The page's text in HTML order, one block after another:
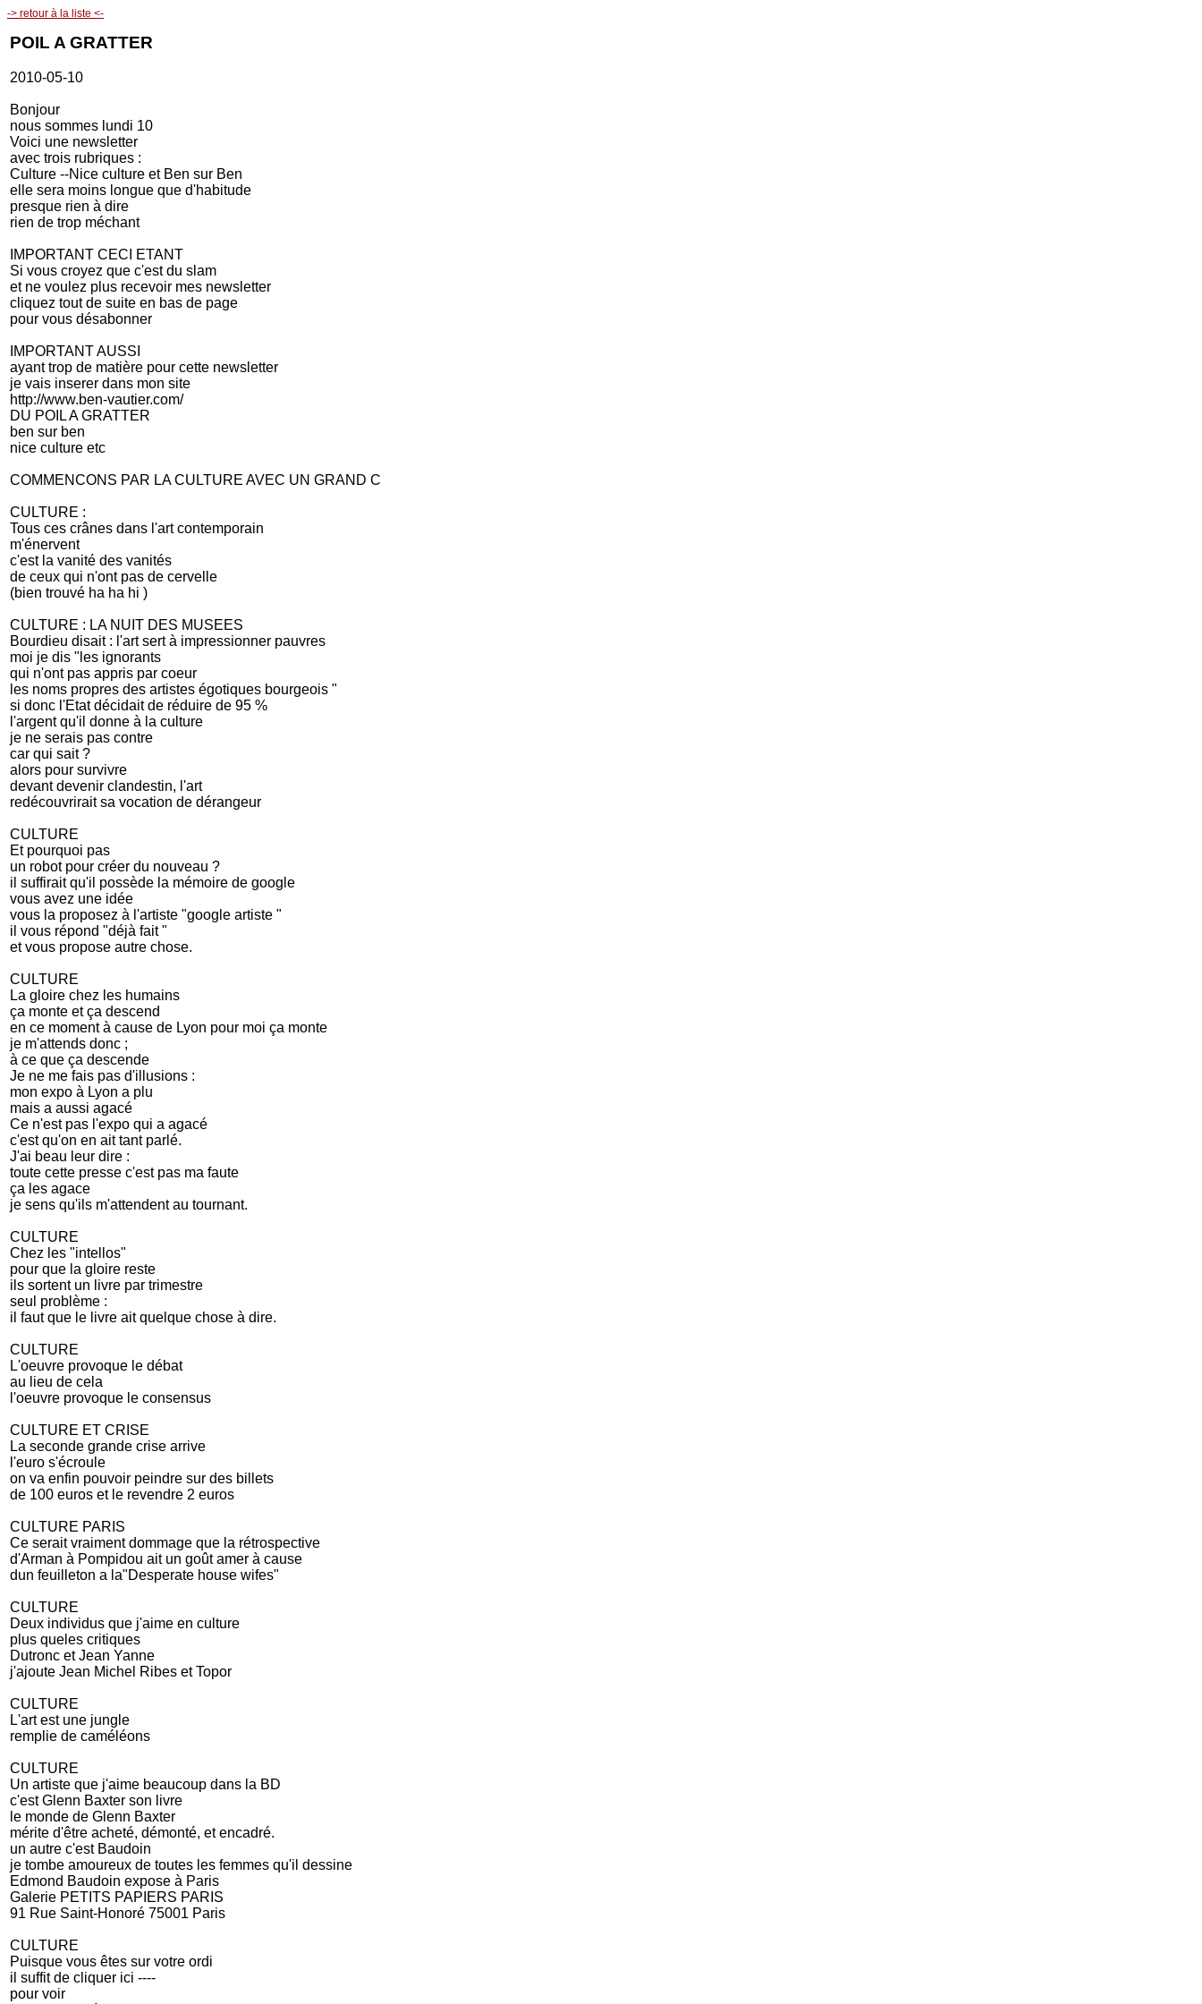
-> retour à la liste <-
POIL A GRATTER
2010-05-10
Bonjour
nous sommes lundi 10
Voici une newsletter
avec trois rubriques :
Culture --Nice culture et Ben sur Ben
elle sera moins longue que d'habitude
presque rien à dire
rien de trop méchant
IMPORTANT CECI ETANT
Si vous croyez que c'est du slam
et ne voulez plus recevoir mes newsletter
cliquez tout de suite en bas de page
pour vous désabonner
IMPORTANT AUSSI
ayant trop de matière pour cette newsletter
je vais inserer dans mon site
http://www.ben-vautier.com/
DU POIL A GRATTER
ben sur ben
nice culture etc
COMMENCONS PAR LA CULTURE AVEC UN GRAND C
CULTURE :
Tous ces crânes dans l'art contemporain
m'énervent
c'est la vanité des vanités
de ceux qui n'ont pas de cervelle
(bien trouvé ha ha hi )
CULTURE : LA NUIT DES MUSEES
Bourdieu disait : l'art sert à impressionner pauvres
moi je dis "les ignorants
qui n'ont pas appris par coeur
les noms propres des artistes égotiques bourgeois "
si donc l'Etat décidait de réduire de 95 %
l'argent qu'il donne à la culture
je ne serais pas contre
car qui sait ?
alors pour survivre
devant devenir clandestin, l'art
redécouvrirait sa vocation de dérangeur
CULTURE
Et pourquoi pas
un robot pour créer du nouveau ?
il suffirait qu'il possède la mémoire de google
vous avez une idée
vous la proposez à l'artiste "google artiste "
il vous répond "déjà fait "
et vous propose autre chose.
CULTURE
La gloire chez les humains
ça monte et ça descend
en ce moment à cause de Lyon pour moi ça monte
je m'attends donc ;
à ce que ça descende
Je ne me fais pas d'illusions :
mon expo à Lyon a plu
mais a aussi agacé
Ce n'est pas l'expo qui a agacé
c'est qu'on en ait tant parlé.
J'ai beau leur dire :
toute cette presse c'est pas ma faute
ça les agace
je sens qu'ils m'attendent au tournant.
CULTURE
Chez les "intellos"
pour que la gloire reste
ils sortent un livre par trimestre
seul problème :
il faut que le livre ait quelque chose à dire.
CULTURE
L'oeuvre provoque le débat
au lieu de cela
l'oeuvre provoque le consensus
CULTURE ET CRISE
La seconde grande crise arrive
l'euro s'écroule
on va enfin pouvoir peindre sur des billets
de 100 euros et le revendre 2 euros
CULTURE PARIS
Ce serait vraiment dommage que la rétrospective
d'Arman à Pompidou ait un goût amer à cause
dun feuilleton a la"Desperate house wifes"
CULTURE
Deux individus que j'aime en culture
plus queles critiques
Dutronc et Jean Yanne
j'ajoute Jean Michel Ribes et Topor
CULTURE
L'art est une jungle
remplie de caméléons
CULTURE
Un artiste que j'aime beaucoup dans la BD
c'est Glenn Baxter son livre
le monde de Glenn Baxter
mérite d'être acheté, démonté, et encadré.
un autre c'est Baudoin
je tombe amoureux de toutes les femmes qu'il dessine
Edmond Baudoin expose à Paris
Galerie PETITS PAPIERS PARIS
91 Rue Saint-Honoré 75001 Paris
CULTURE
Puisque vous êtes sur votre ordi
il suffit de cliquer ici ----
pour voir